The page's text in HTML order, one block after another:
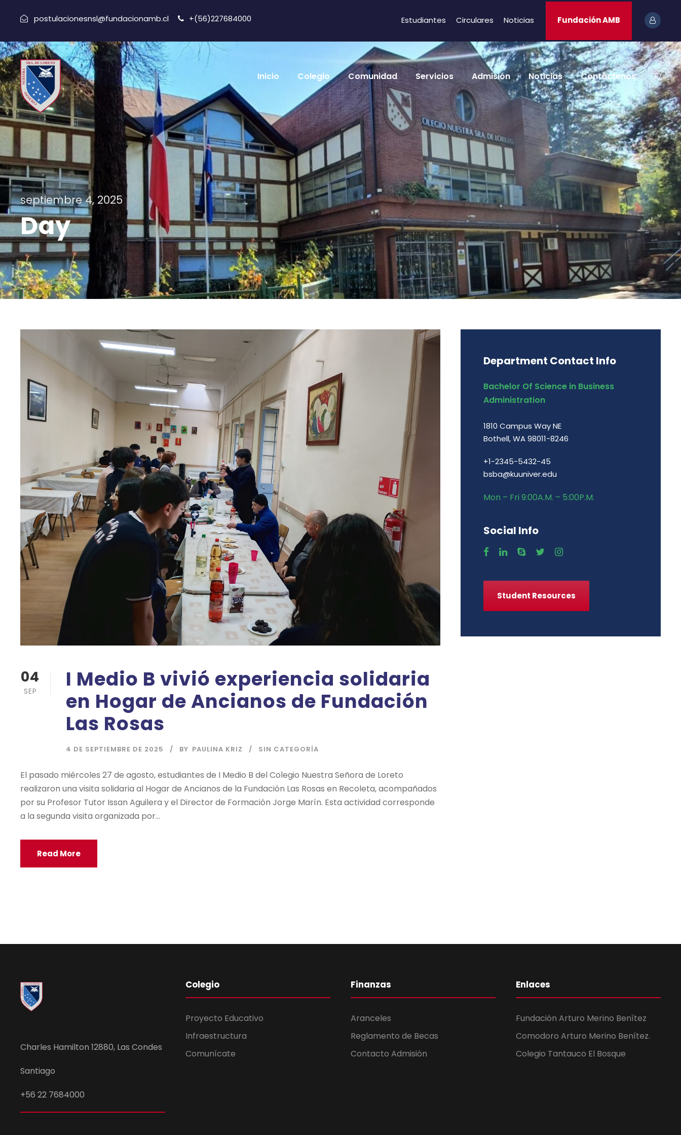
postulacionesnsl@fundacionamb.cl +(56)227684000 Estudiantes Circulares Noticias Fundación AMB
Inicio Colegio Comunidad Servicios Admisión Noticias Contáctenos
septiembre 4, 2025
Day
04
SEP
I Medio B vivió experiencia solidaria
en Hogar de Ancianos de Fundación
Las Rosas
4 DE SEPTIEMBRE DE 2025 BY PAULINA KRIZ SIN CATEGORÍA
El pasado miércoles 27 de agosto, estudiantes de I Medio B del Colegio Nuestra Señora de Loreto
realizaron una visita solidaria al Hogar de Ancianos de la Fundación Las Rosas en Recoleta, acompañados
por su Profesor Tutor Issan Aguilera y el Director de Formación Jorge Marín. Esta actividad corresponde
a la segunda visita organizada por...
Read More
Department Contact Info
Bachelor Of Science in Business
Administration
1810 Campus Way NE
Bothell, WA 98011-8246
+1-2345-5432-45
bsba@kuuniver.edu
Mon – Fri 9:00A.M. – 5:00P.M.
Social Info
Student Resources
Charles Hamilton 12880, Las Condes
Santiago
+56 22 7684000
Colegio
Proyecto Educativo
Infraestructura
Comunícate
Finanzas
Aranceles
Reglamento de Becas
Contacto Admisión
Enlaces
Fundación Arturo Merino Benítez
Comodoro Arturo Merino Benítez.
Colegio Tantauco El Bosque